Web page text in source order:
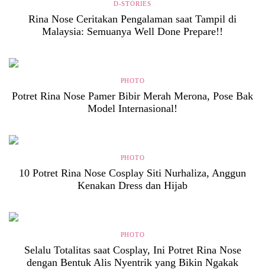
D-STORIES
Rina Nose Ceritakan Pengalaman saat Tampil di
Malaysia: Semuanya Well Done Prepare!!
PHOTO
Potret Rina Nose Pamer Bibir Merah Merona, Pose Bak
Model Internasional!
PHOTO
10 Potret Rina Nose Cosplay Siti Nurhaliza, Anggun
Kenakan Dress dan Hijab
PHOTO
Selalu Totalitas saat Cosplay, Ini Potret Rina Nose
dengan Bentuk Alis Nyentrik yang Bikin Ngakak